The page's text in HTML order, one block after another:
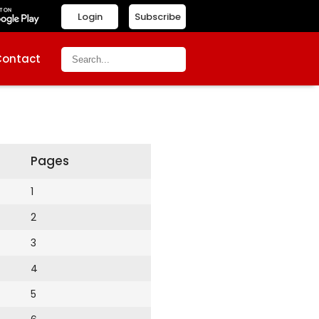
Subscribe
Login
Pages
1
2
3
4
5